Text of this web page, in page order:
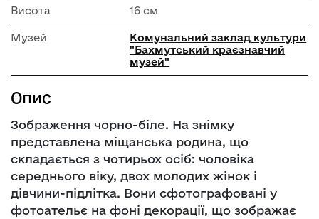
Висота 16 см
Музей
Комунальний заклад культури
"Бахмутський краєзнавчий
музей"
Опис
Зображення чорно-біле. На знімку
представлена міщанська родина, що
складається з чотирьох осіб: чоловіка
середнього віку, двох молодих жінок і
дівчини-підлітка. Вони сфотографовані у
фотоательє на фоні декорації, що зображає